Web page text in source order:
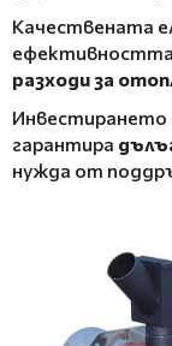
Качествената
ефективността
разходи за
Инвестирането
гарантира
нужда от